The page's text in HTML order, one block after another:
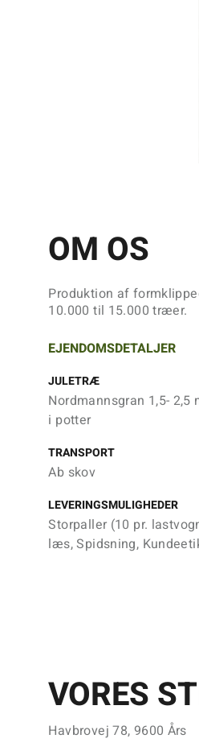
OM OS
Produktion af
10.000 til 15.000 træer.
EJENDOMSDETALJER
JULETRÆ
Nordmannsgran 1,5- 2,5
i potter
TRANSPORT
Ab skov
LEVERINGSMULIGHEDER
Storpaller (10 pr.
læs, Spidsning,
VORES
Havbrovej 78, 9600 Års